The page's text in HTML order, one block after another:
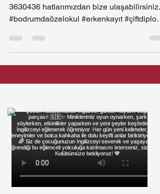
3630436 hatlarımızdan bize ulaşabilirsiniz.
#bodrumdaözelokul #erkenkayıt